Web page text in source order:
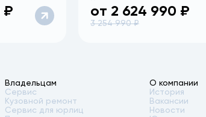
₽ от 2 624 990 ₽
3 254 990₽
Владельцам
Сервис
Кузовной ремонт
Сервис для юрлиц
О компании
История
Вакансии
Новости